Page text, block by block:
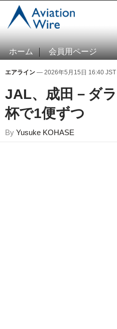
ホーム 会員用ページ
エアライン — 2026年5月15日 16:40 JST
JAL、成田－ダ
杯で1便ずつ
By Yusuke KOHASE